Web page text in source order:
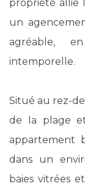
propriété allie
un
agréable,
intemporelle.
Situé au rez-
de la plage
appartement
dans un
baies vitrées